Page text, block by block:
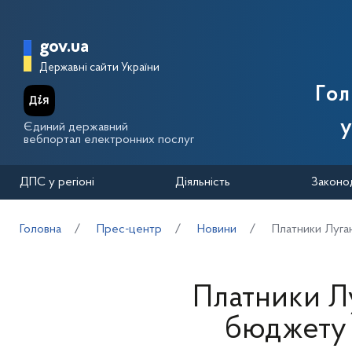
Головна сторінка Державної
gov.ua
Державні сайти України
Єдиний державний
вебпортал електронних послуг
ДПС у регіоні Діяльність
Головна Прес-центр Новини Платники
Платники
бюджету